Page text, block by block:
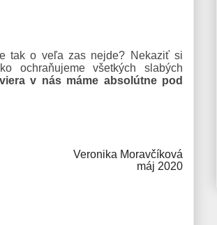
tak o veľa zas nejde? Nekaziť si
ochraňujeme všetkých slabých
v nás máme absolútne pod
Veronika Moravčíková
máj 2020